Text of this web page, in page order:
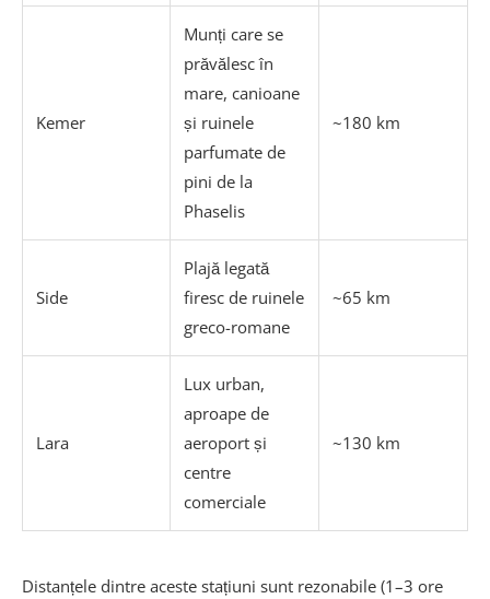
Kemer
Munți care se
prăvălesc în
mare, canioane
și ruinele
parfumate de
pini de la
Phaselis
~180 km
Side
Plajă legată
firesc de ruinele
greco-romane
~65 km
Lara
Lux urban,
aproape de
aeroport și
centre
comerciale
~130 km
Distanțele dintre aceste stațiuni sunt rezonabile (1–3 ore